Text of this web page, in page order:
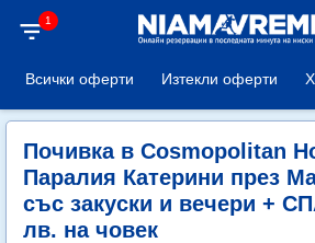
filter_list1
Всички оферти Изтекли оферти
Почивка в Cosmopolitan
Паралия Катерини през
със закуски и вечери +
лв. на човек